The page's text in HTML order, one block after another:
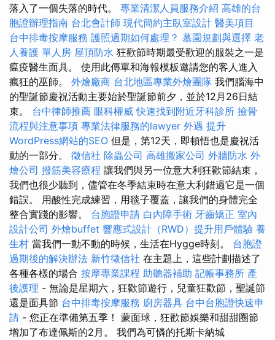
落入了一個失落的時代。 專業清潔人員服務介紹 高雄的台
胞證辦理指南 台北會計師 現代簡約主臥室設計 醫美項目
台中排毒按摩服務 護照過期如何處理？ 墓園規劃與選擇 老
人養護 單人房 屋頂防水 狂歡節時期最受歡迎的服裝之一是
瘟疫醫生面具。 使用此傳單和海報模板邀請您的客人進入
瘋狂的巫師。 外燴廠商 台北地區專業外燴團隊 我們腦海中
的聖誕節慶祝活動主要始於聖誕節前夕，並於12月26日結
束。 台中律師推薦 眼科權威 快速找到附近牙科診所 撿骨
流程與注意事項 專業法律服務的lawyer 外遇 提升
WordPress網站的SEO 但是，第12天，即頓悟也是慶祝活
動的一部分。 徵信社 除蟲公司 高雄搬家公司 外牆防水 外
燴公司 撥筋美容療程 讓我們與另一位意大利狂歡節結束，
我們也很少聽到，儘管在冬季結束時在意大利錯過它是一個
錯誤。 用酸性完成練習，用毯子覆蓋，讓我們的身體完全
整合實踐的影響。 台胞證申請 白內障手術 牙齒矯正 室內
設計公司 外燴buffet 響應式設計（RWD）提升用戶體驗 養
生村 當我們一動不動的時候，生活在Hygge時刻。 台胞證
過期後的解決辦法 新竹徵信社 在主題上，這些計劃描述了
各種各樣的場合 按摩專業課程 助聽器補助 記帳事務所 產
後護理 - 無論是星期六，狂歡節遊行，兒童狂歡節，聖誕節
還是面具節 台中排毒按摩服務 廚房器具 台中台胞證快速申
請 - 您正在準備第五季！ 蒙面球，狂歡節娛樂和甜甜圈節
增加了布達佩斯的2月。 我們為可憐的托斯卡納城